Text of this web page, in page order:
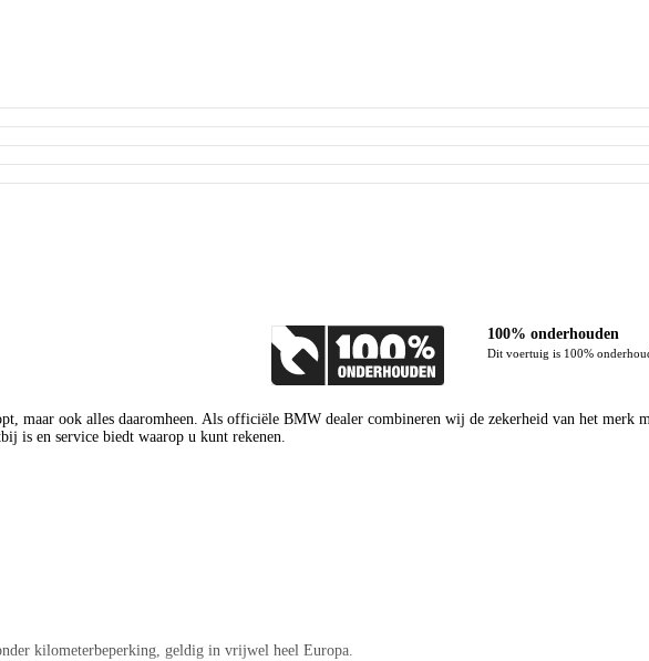
100% onderhouden
Dit voertuig is 100%
maar ook alles daaromheen. Als officiële BMW dealer combineren wij de zekerheid van het merk
is en service biedt waarop u kunt rekenen.
kilometerbeperking, geldig in vrijwel heel Europa.